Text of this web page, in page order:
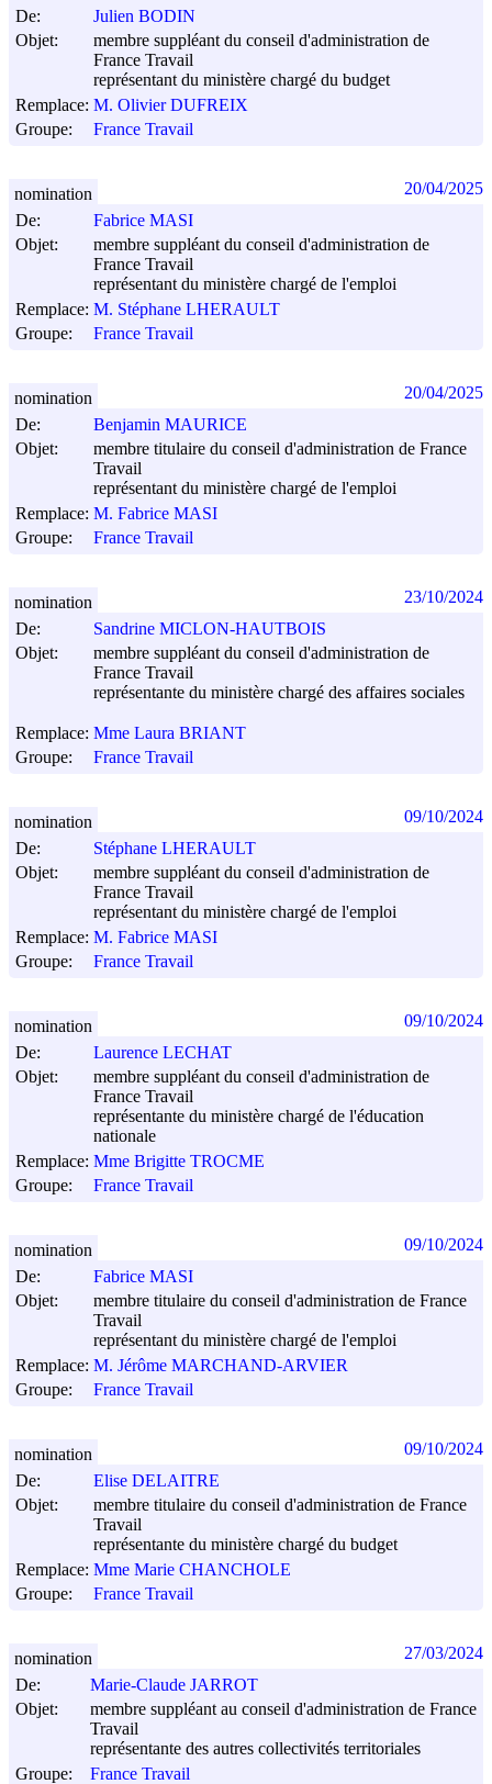
De:
Julien BODIN
Objet:
membre suppléant du conseil d'administration de
France Travail
représentant du ministère chargé du budget
Remplace: M. Olivier DUFREIX
Groupe:
France Travail
De:
Fabrice MASI
Objet:
membre suppléant du conseil d'administration de
France Travail
représentant du ministère chargé de l'emploi
Remplace: M. Stéphane LHERAULT
Groupe:
France Travail
nomination 20/04/2025
De:
Benjamin MAURICE
Objet:
membre titulaire du conseil d'administration de France
Travail
représentant du ministère chargé de l'emploi
Remplace: M. Fabrice MASI
Groupe:
France Travail
nomination 20/04/2025
De:
Sandrine MICLON-HAUTBOIS
Objet:
membre suppléant du conseil d'administration de
France Travail
représentante du ministère chargé des affaires sociales
Remplace: Mme Laura BRIANT
Groupe:
France Travail
nomination 23/10/2024
De:
Stéphane LHERAULT
Objet:
membre suppléant du conseil d'administration de
France Travail
représentant du ministère chargé de l'emploi
Remplace: M. Fabrice MASI
Groupe:
France Travail
nomination 09/10/2024
De:
Laurence LECHAT
Objet:
membre suppléant du conseil d'administration de
France Travail
représentante du ministère chargé de l'éducation
nationale
Remplace: Mme Brigitte TROCME
Groupe:
France Travail
nomination 09/10/2024
De:
Fabrice MASI
Objet:
membre titulaire du conseil d'administration de France
Travail
représentant du ministère chargé de l'emploi
Remplace: M. Jérôme MARCHAND-ARVIER
Groupe:
France Travail
nomination 09/10/2024
De:
Elise DELAITRE
Objet:
membre titulaire du conseil d'administration de France
Travail
représentante du ministère chargé du budget
Remplace: Mme Marie CHANCHOLE
Groupe:
France Travail
nomination 09/10/2024
De:
Marie-Claude JARROT
Objet:
membre suppléant au conseil d'administration de France
Travail
représentante des autres collectivités territoriales
Groupe:
France Travail
nomination 27/03/2024